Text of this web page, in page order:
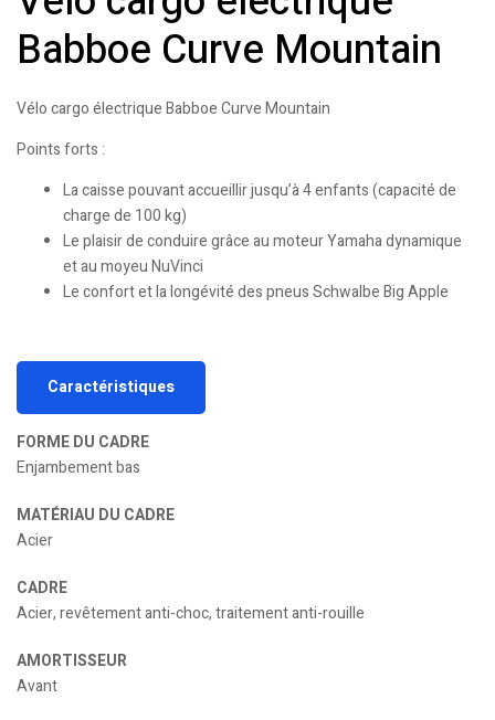
Babboe Curve Mountain
Vélo cargo électrique Babboe Curve Mountain
Points forts :
La caisse pouvant accueillir jusqu’à 4 enfants (capacité de
charge de 100 kg)
Le plaisir de conduire grâce au moteur Yamaha dynamique
et au moyeu NuVinci
Le confort et la longévité des pneus Schwalbe Big Apple
Caractéristiques
FORME DU CADRE
Enjambement bas
MATÉRIAU DU CADRE
Acier
CADRE
Acier, revêtement anti-choc, traitement anti-rouille
AMORTISSEUR
Avant